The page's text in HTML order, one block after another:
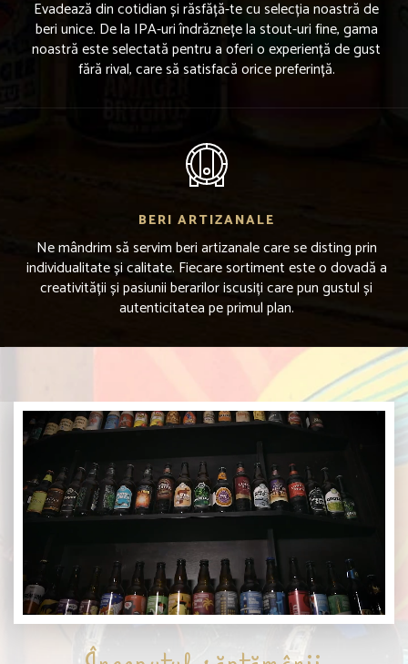
Evadează din cotidian și răsfăță-te cu selecția noastră de
beri unice. De la IPA-uri îndrăznețe la stout-uri fine, gama
noastră este selectată pentru a oferi o experiență de gust
fără rival, care să satisfacă orice preferință.
BERI ARTIZANALE
Ne mândrim să servim beri artizanale care se disting prin
individualitate și calitate. Fiecare sortiment este o dovadă a
creativității și pasiunii berarilor iscusiți care pun gustul și
autenticitatea pe primul plan.